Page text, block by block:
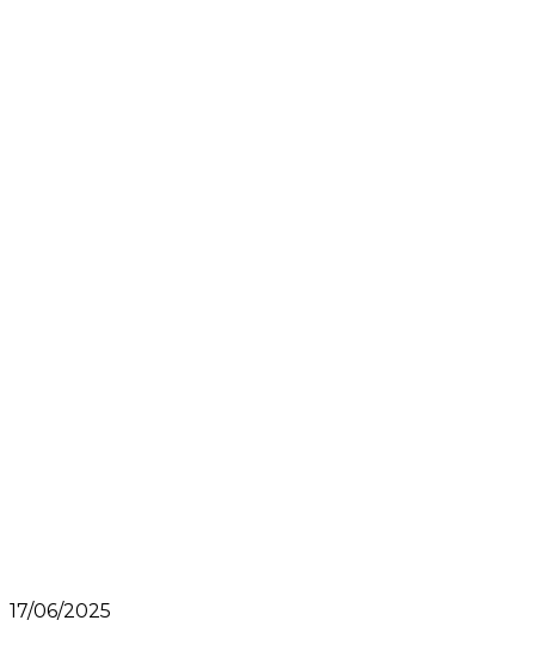
17/06/2025